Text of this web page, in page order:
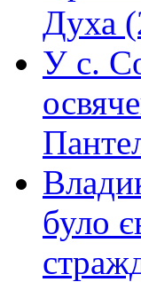
Духа
У с.
було